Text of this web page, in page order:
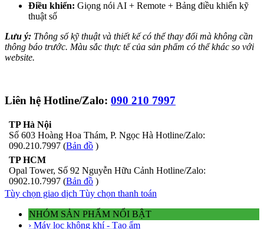
Điều khiển: Giọng nói AI + Remote + Bảng điều khiển kỹ
thuật số
Lưu ý: Thông số kỹ thuật và thiết kế có thể thay đổi mà không cần
thông báo trước. Màu sắc thực tế của sản phẩm có thể khác so với
website.
Liên hệ Hotline/Zalo: 090 210 7997
TP Hà Nội
Số 603 Hoàng Hoa Thám, P. Ngọc Hà Hotline/Zalo:
090.210.7997 (Bản đồ )
TP HCM
Opal Tower, Số 92 Nguyễn Hữu Cảnh Hotline/Zalo:
0902.10.7997 (Bản đồ )
Tùy chọn giao dịch Tùy chọn thanh toán
NHÓM SẢN PHẨM NỔI BẬT
› Máy lọc không khí - Tạo ẩm